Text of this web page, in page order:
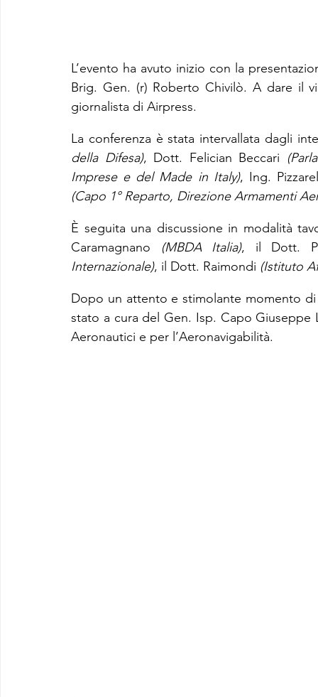
L’evento ha avuto inizio con la
Brig. Gen. (r) Roberto Chivilò. A dare il
giornalista di Airpress.
La conferenza è stata intervallata dagli
della Difesa), Dott. Felician Beccari
Imprese e del Made in Italy), Ing.
(Capo 1° Reparto, Direzione Armamenti
È seguita una discussione in modalità
Caramagnano
(MBDA Italia), il Dott.
Internazionale), il Dott. Raimondi (Istituto
Dopo un attento e stimolante momento
stato a cura del Gen. Isp. Capo
Aeronautici e per l’Aeronavigabilità.